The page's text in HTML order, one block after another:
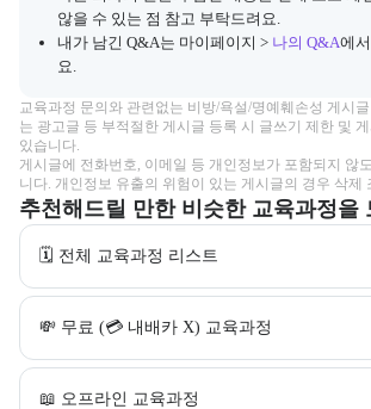
않을 수 있는 점 참고 부탁드려요.
내가 남긴 Q&A는 마이페이지 > 나의 Q&A에
요.
교육과정 문의와 관련없는 비방/욕설/명예훼손성 게시
는 광고글 등 부적절한 게시글 등록 시 글쓰기 제한 및
있습니다.
게시글에 전화번호, 이메일 등 개인정보가 포함되지 않
니다. 개인정보 유출의 위험이 있는 게시글의 경우 삭제
추천해드릴 만한 비슷한 교육과정을
🗓️ 전체 교육과정 리스트
💸 무료 (💳 내배카 X) 교육과정
📖 오프라인 교육과정